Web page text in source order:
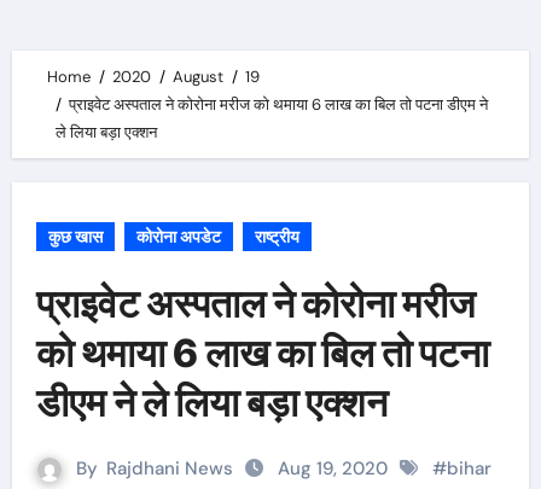
Home 2020 August
19
प्राइवेट अस्पताल ने कोरोना मरीज को थमाया 6 लाख का बिल तो पटना डीएम ने
ले लिया बड़ा एक्शन
कुछ खास कोरोना अपडेट राष्ट्रीय
प्राइवेट अस्पताल ने कोरोना मरीज
को थमाया 6 लाख का बिल तो पटना
डीएम ने ले लिया बड़ा एक्शन
By Rajdhani News Aug 19, 2020 #bihar